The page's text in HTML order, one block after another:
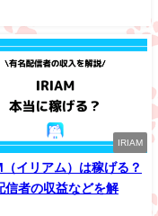
IRIAM
（イリアム）は稼げる？
信者の収益などを解